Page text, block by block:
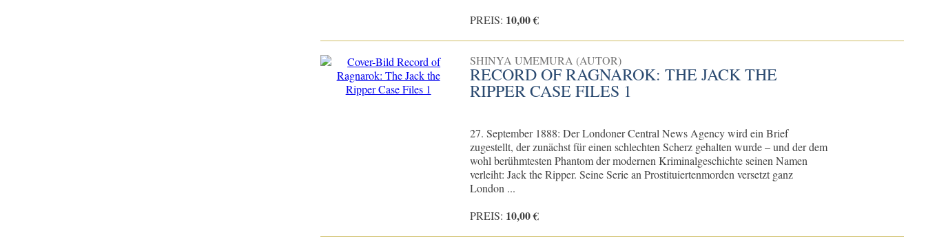
PREIS: 10,00 €
SHINYA UMEMURA (AUTOR)
RECORD OF RAGNAROK: THE JACK THE
RIPPER CASE FILES 1
27. September 1888: Der Londoner Central News Agency wird ein Brief
zugestellt, der zunächst für einen schlechten Scherz gehalten wurde – und der dem
wohl berühmtesten Phantom der modernen Kriminalgeschichte seinen Namen
verleiht: Jack the Ripper. Seine Serie an Prostituiertenmorden versetzt ganz
London ...
PREIS: 10,00 €